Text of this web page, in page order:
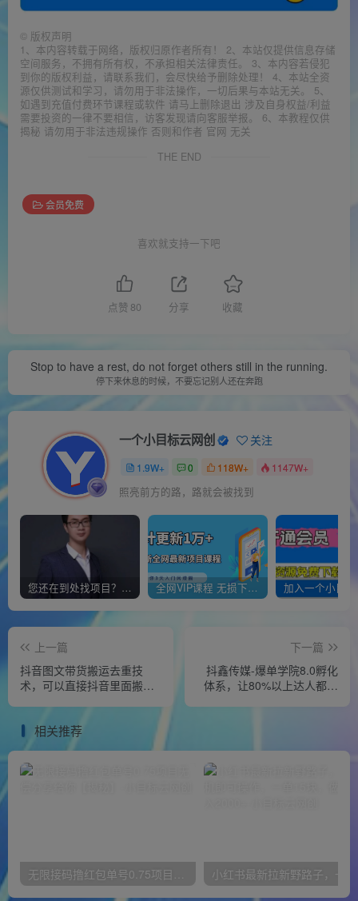
© 版权声明
1、本内容转载于网络，版权归原作者所有！ 2、本站仅提供信息存储
空间服务，不拥有所有权，不承担相关法律责任。 3、本内容若侵犯
到你的版权利益，请联系我们，会尽快给予删除处理！ 4、本站全资
源仅供测试和学习，请勿用于非法操作，一切后果与本站无关。 5、
如遇到充值付费环节课程或软件 请马上删除退出 涉及自身权益/利益
需要投资的一律不要相信，访客发现请向客服举报。 6、本教程仅供
揭秘 请勿用于非法违规操作 否则和作者 官网 无关
THE END
会员免费
喜欢就支持一下吧
点赞 80 分享 收藏
Stop to have a rest, do not forget others still in the running.
停下来休息的时候，不要忘记别人还在奔跑
一个小目标云网创 关注
1.9W+ 0 118W+ 1147W+
照亮前方的路，路就会被找到
您还在到处找项目？还在当韭菜？我靠经营“一个小目标网创商城”年入百W+，曾经我也负债累累! 全网VIP课程 无损下载~
上一篇
抖音图文带货搬运去重技
术，可以直接抖音里面搬运
下一篇
抖鑫传媒-爆单学院8.0孵化
体系，让80%以上达人都能
相关推荐
无限接码撸红包单号0.75项目无偿分享给你【揭秘】